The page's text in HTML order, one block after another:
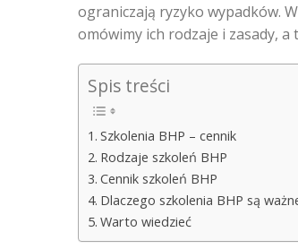
ograniczają ryzyko wypadków.
omówimy ich rodzaje i zasady, a
Spis treści
Szkolenia BHP – cennik
Rodzaje szkoleń BHP
Cennik szkoleń BHP
Dlaczego szkolenia BHP są
Warto wiedzieć